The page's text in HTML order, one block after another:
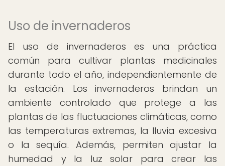
Uso de invernaderos
El uso de invernaderos es una práctica
común para cultivar plantas medicinales
durante todo el año, independientemente de
la estación. Los invernaderos brindan un
ambiente controlado que protege a las
plantas de las fluctuaciones climáticas, como
las temperaturas extremas, la lluvia excesiva
o la sequía. Además, permiten ajustar la
humedad y la luz solar para crear las